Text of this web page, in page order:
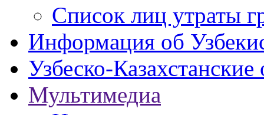
Список лиц утраты
Информация об
Узбеско-
Мультимедиа